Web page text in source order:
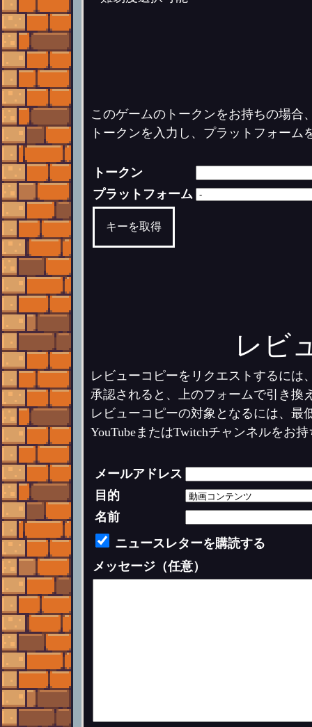
このゲームのトークンをお持ちの場合
トークンを入力し、プラットフォー
トークン
プラットフォーム
キーを取得
レビ
レビューコピーをリクエストするには
承認されると、上のフォームで引き換
レビューコピーの対象となるには、最
YouTubeまたはTwitchチャンネルをお
メールアドレス
目的
名前
ニュースレターを購読する
メッセージ（任意）